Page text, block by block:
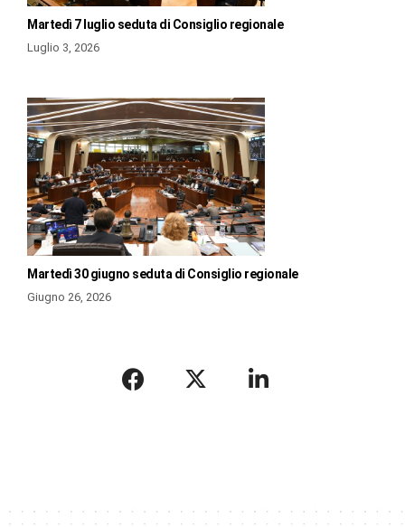
Martedì 7 luglio seduta di Consiglio regionale
Luglio 3, 2026
Martedì 30 giugno seduta di Consiglio regionale
Giugno 26, 2026